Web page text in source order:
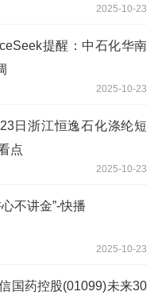
2025-10-23
提醒：中石化华南
2025-10-23
日浙江恒逸石化涤纶短
点
2025-10-23
不讲金”-快播
2025-10-23
国药控股(01099)未来30